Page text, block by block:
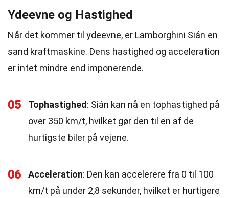
Ydeevne og Hastighed
Når det kommer til ydeevne, er Lamborghini Sián en
sand kraftmaskine. Dens hastighed og acceleration
er intet mindre end imponerende.
05 Tophastighed : Sián kan nå en tophastighed på
over 350 km/t, hvilket gør den til en af de
hurtigste biler på vejene.
06 Acceleration: Den kan accelerere fra 0 til 100
km/t på under 2,8 sekunder, hvilket er hurtigere